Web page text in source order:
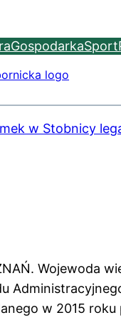
GospodarkaSport
Wojewoda
w 2015